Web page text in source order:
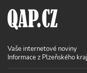
Vaše internetové noviny
Informace z Plzeňského